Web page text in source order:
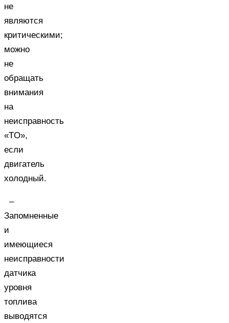
не
являются
критическими;
можно
не
обращать
внимания
на
неисправность
«TO»,
если
двигатель
холодный.
–
Запомненные
и
имеющиеся
неисправности
датчика
уровня
топлива
выводятся